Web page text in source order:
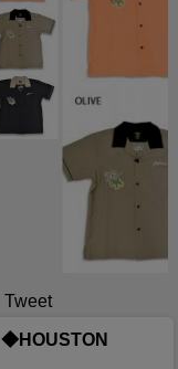
Tweet